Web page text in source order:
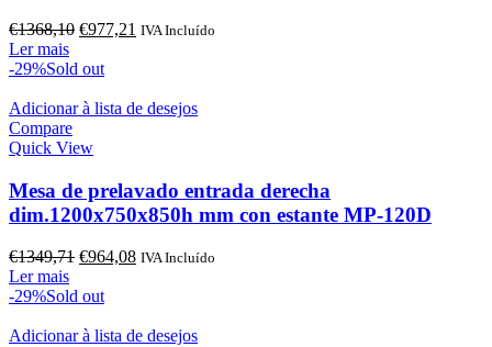
€1368,10 O
original
€1368,10.
€977,21 O
€977,21.
IVA Incluído
Ler mais
-29%Sold out
Adicionar à lista de desejos
Compare
Quick View
Mesa de prelavado entrada derecha
dim.1200x750x850h mm con estante MP-120D
€1349,71 O
original
€1349,71.
€964,08O
€964,08.
IVA Incluído
Ler mais
-29%Sold out
Adicionar à lista de desejos